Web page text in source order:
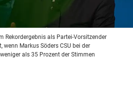
Rekordergebnis als Partei-Vorsitzender
wenn Markus Söders CSU bei der
als 35 Prozent der Stimmen